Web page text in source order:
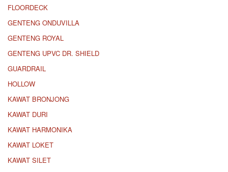
FLOORDECK
GENTENG ONDUVILLA
GENTENG ROYAL
GENTENG UPVC DR. SHIELD
GUARDRAIL
HOLLOW
KAWAT BRONJONG
KAWAT DURI
KAWAT HARMONIKA
KAWAT LOKET
KAWAT SILET